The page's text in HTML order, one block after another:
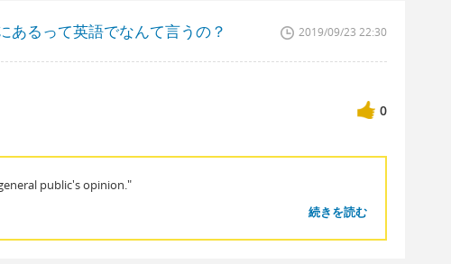
あるって英語でなんて言うの？ 2019/09/23 22:30
0
public's opinion."
続きを読む